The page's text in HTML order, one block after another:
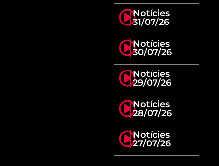
Notícies
31/07/26
Notícies
30/07/26
Notícies
29/07/26
Notícies
28/07/26
Notícies
27/07/26